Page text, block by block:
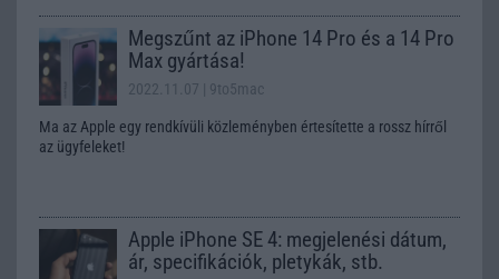
Megszűnt az iPhone 14 Pro és a 14 Pro
Max gyártása!
2022.11.07 | 9to5mac
Ma az Apple egy rendkívüli közleményben értesítette a rossz hírről
az ügyfeleket!
Apple iPhone SE 4: megjelenési dátum,
ár, specifikációk, pletykák, stb.